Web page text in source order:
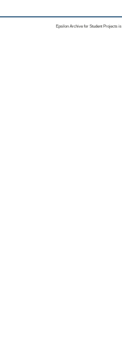
Epsilon Archive for Student Projects is